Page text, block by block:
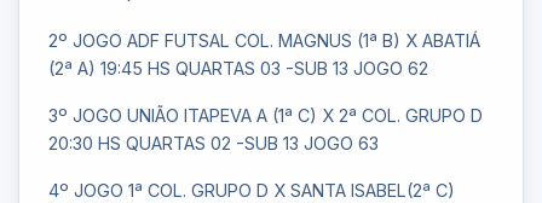
2º JOGO ADF FUTSAL COL. MAGNUS (1ª B) X ABATIÁ
(2ª A) 19:45 HS QUARTAS 03 -SUB 13 JOGO 62
3º JOGO UNIÃO ITAPEVA A (1ª C) X 2ª COL. GRUPO D
20:30 HS QUARTAS 02 -SUB 13 JOGO 63
4º JOGO 1ª COL. GRUPO D X SANTA ISABEL(2ª C)